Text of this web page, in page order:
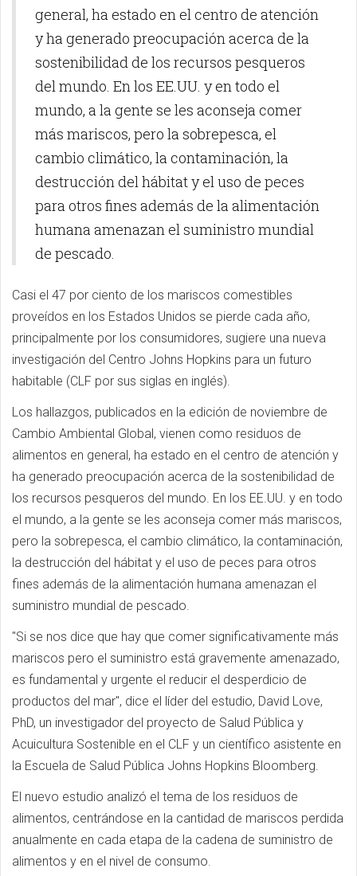
general, ha estado en el centro de atención
y ha generado preocupación acerca de la
sostenibilidad de los recursos pesqueros
del mundo. En los EE.UU. y en todo el
mundo, a la gente se les aconseja comer
más mariscos, pero la sobrepesca, el
cambio climático, la contaminación, la
destrucción del hábitat y el uso de peces
para otros fines además de la alimentación
humana amenazan el suministro mundial
de pescado.
Casi el 47 por ciento de los mariscos comestibles
proveídos en los Estados Unidos se pierde cada año,
principalmente por los consumidores, sugiere una nueva
investigación del Centro Johns Hopkins para un futuro
habitable (CLF por sus siglas en inglés).
Los hallazgos, publicados en la edición de noviembre de
Cambio Ambiental Global, vienen como residuos de
alimentos en general, ha estado en el centro de atención y
ha generado preocupación acerca de la sostenibilidad de
los recursos pesqueros del mundo. En los EE.UU. y en todo
el mundo, a la gente se les aconseja comer más mariscos,
pero la sobrepesca, el cambio climático, la contaminación,
la destrucción del hábitat y el uso de peces para otros
fines además de la alimentación humana amenazan el
suministro mundial de pescado.
"Si se nos dice que hay que comer significativamente más
mariscos pero el suministro está gravemente amenazado,
es fundamental y urgente el reducir el desperdicio de
productos del mar", dice el líder del estudio, David Love,
PhD, un investigador del proyecto de Salud Pública y
Acuicultura Sostenible en el CLF y un científico asistente en
la Escuela de Salud Pública Johns Hopkins Bloomberg.
El nuevo estudio analizó el tema de los residuos de
alimentos, centrándose en la cantidad de mariscos perdida
anualmente en cada etapa de la cadena de suministro de
alimentos y en el nivel de consumo.